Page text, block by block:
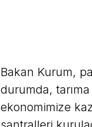
Bakan Kurum,
durumda,
ekonomimize